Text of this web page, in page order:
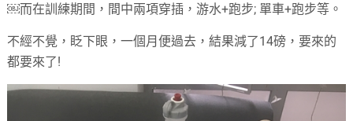
￼而在訓練期間，間中兩項穿插，游水+跑步; 單車+跑步等。
不經不覺，眨下眼，一個月便過去，結果減了14磅，要來的
都要來了!